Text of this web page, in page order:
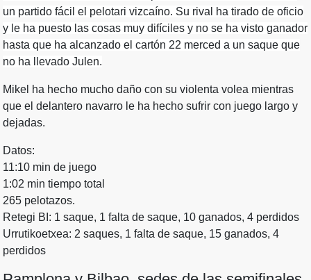
un partido fácil el pelotari vizcaíno. Su rival ha tirado de oficio
y le ha puesto las cosas muy difíciles y no se ha visto ganador
hasta que ha alcanzado el cartón 22 merced a un saque que
no ha llevado Julen.
Mikel ha hecho mucho daño con su violenta volea mientras
que el delantero navarro le ha hecho sufrir con juego largo y
dejadas.
Datos:
11:10 min de juego
1:02 min tiempo total
265 pelotazos.
Retegi BI: 1 saque, 1 falta de saque, 10 ganados, 4 perdidos
Urrutikoetxea: 2 saques, 1 falta de saque, 15 ganados, 4
perdidos